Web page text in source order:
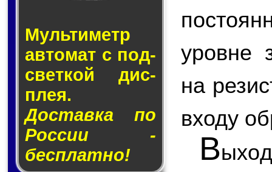
Муль­ти­метр
ав­то­мат с под­
свет­кой дис­
плея.
Доставка по
России -
бесплатно!
уровне
на
входу
В